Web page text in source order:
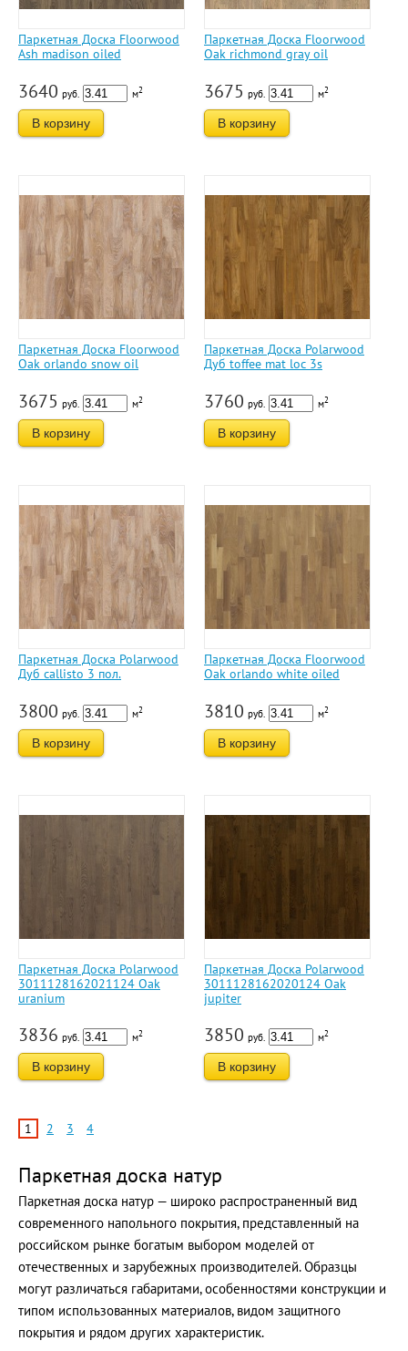
Паркетная Доска Floorwood
Ash madison oiled
3640 руб. м2
В корзину
Паркетная Доска Floorwood
Oak richmond gray oil
3675 руб. м2
В корзину
Паркетная Доска Floorwood
Oak orlando snow oil
3675 руб. м2
В корзину
Паркетная Доска Polarwood
Дуб toffee mat loc 3s
3760 руб. м2
В корзину
Паркетная Доска Polarwood
Дуб callisto 3 пол.
3800 руб. м2
В корзину
Паркетная Доска Floorwood
Oak orlando white oiled
3810 руб. м2
В корзину
Паркетная Доска Polarwood
3011128162021124 Oak
uranium
3836 руб. м2
В корзину
Паркетная Доска Polarwood
3011128162020124 Oak
jupiter
3850 руб. м2
В корзину
1 2 3 4
Паркетная доска натур
Паркетная доска натур — широко распространенный вид
современного напольного покрытия, представленный на
российском рынке богатым выбором моделей от
отечественных и зарубежных производителей. Образцы
могут различаться габаритами, особенностями конструкции и
типом использованных материалов, видом защитного
покрытия и рядом других характеристик.